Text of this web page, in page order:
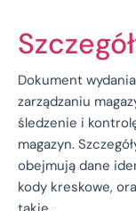
Dokument
zarządzaniu
śledzenie i
magazyn.
obejmują dane
kody kreskowe,